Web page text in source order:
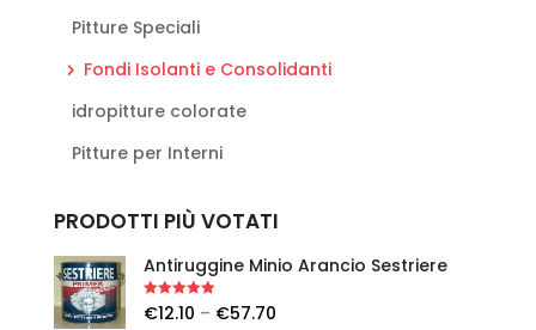
Pitture Speciali
Fondi Isolanti e Consolidanti
idropitture colorate
Pitture per Interni
PRODOTTI PIÙ VOTATI
Antiruggine Minio Arancio Sestriere
Rated 5.00
out of 5
€12.10 – €57.70